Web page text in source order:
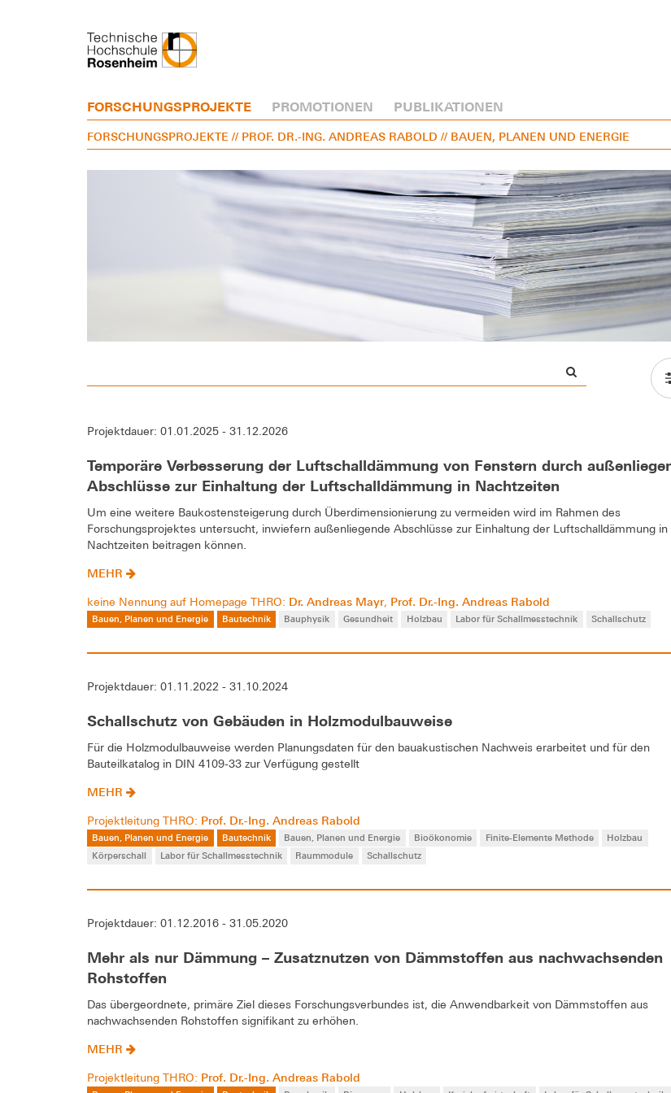
FORSCHUNGSPROJEKTE PROMOTIONEN PUBLIKATIONEN
FORSCHUNGSPROJEKTE // PROF. DR.-ING. ANDREAS RABOLD // BAUEN, PLANEN UND ENERGIE
Projektdauer: 01.01.2025 - 31.12.2026
Temporäre Verbesserung der Luftschalldämmung von Fenstern durch
Abschlüsse zur Einhaltung der Luftschalldämmung in Nachtzeiten
Um eine weitere Baukostensteigerung durch Überdimensionierung zu vermeiden wird im Rahmen des
Forschungsprojektes untersucht, inwiefern außenliegende Abschlüsse zur Einhaltung der Luftschalldämmung in
Nachtzeiten beitragen können.
MEHR
keine Nennung auf Homepage THRO: Dr. Andreas Mayr, Prof. Dr.-Ing. Andreas Rabold
Bauen, Planen und Energie Bautechnik Bauphysik Gesundheit Holzbau Labor für Schallmesstechnik Schallschutz
Projektdauer: 01.11.2022 - 31.10.2024
Schallschutz von Gebäuden in Holzmodulbauweise
Für die Holzmodulbauweise werden Planungsdaten für den bauakustischen Nachweis erarbeitet und für den
Bauteilkatalog in DIN 4109-33 zur Verfügung gestellt
MEHR
Projektleitung THRO: Prof. Dr.-Ing. Andreas Rabold
Bauen, Planen und Energie Bautechnik Bauen, Planen und Energie Bioökonomie Finite-Elemente Methode
Holzbau
Körperschall
Labor für Schallmesstechnik Raummodule Schallschutz
Projektdauer: 01.12.2016 - 31.05.2020
Mehr als nur Dämmung – Zusatznutzen von Dämmstoffen aus nachwachsenden
Rohstoffen
Das übergeordnete, primäre Ziel dieses Forschungsverbundes ist, die Anwendbarkeit von Dämmstoffen aus
nachwachsenden Rohstoffen signifikant zu erhöhen.
MEHR
Projektleitung THRO: Prof. Dr.-Ing. Andreas Rabold